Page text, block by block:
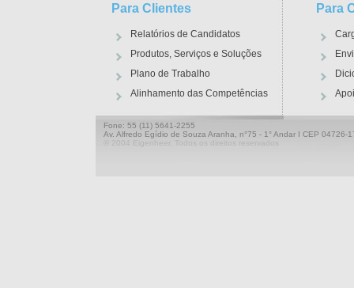
Para Clientes Para
Relatórios de Candidatos
Produtos, Serviços e Soluções
Plano de Trabalho
Alinhamento das Competências
Fone: 55 (11) 5641-2255
Av. Alfredo Egídio de Souza Aranha, n°75 - 1° Andar I CEP
© 2004 Eigenheer. Todos os direitos reservados